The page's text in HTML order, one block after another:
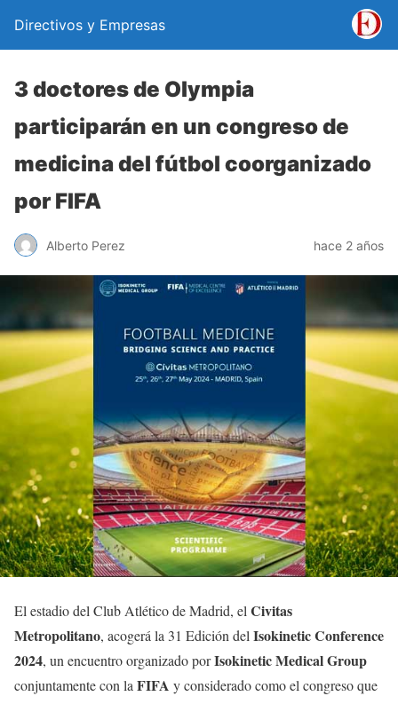
Directivos y Empresas
3 doctores de Olympia
participarán en un congreso de
medicina del fútbol coorganizado
por FIFA
Alberto Perez hace 2 años
El estadio del Club Atlético de Madrid, elCivitas
Metropolitano, acogerá la 31 Edición delIsokinetic Conference
2024, un encuentro organizado porIsokinetic Medical Group
conjuntamente con laFIFA y considerado como el congreso que